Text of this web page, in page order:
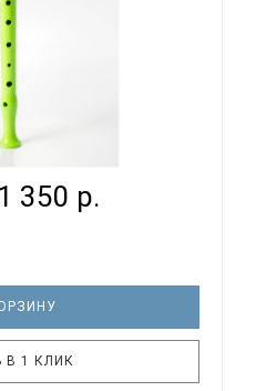
БЛОКФЛЕЙТА СОПРАНО
СИС...
350 р.
В 1 КЛИК